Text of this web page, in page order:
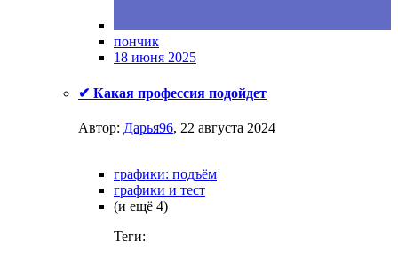
пончик
18 июня 2025
✔ Какая профессия подойдет
Автор: Дарья96, 22 августа 2024
графики: подъём
графики и тест
(и ещё 4)
Теги: